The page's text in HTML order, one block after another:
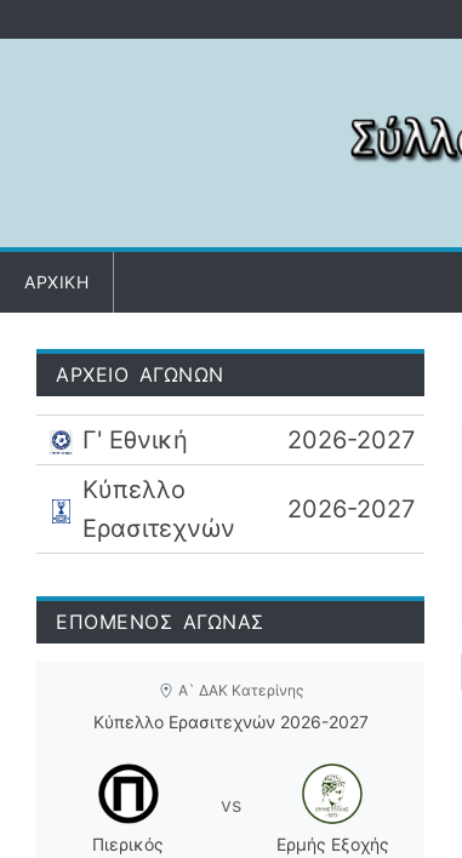
ΑΡΧΙΚΗ
ΑΡΧΕΙΟ ΑΓΩΝΩΝ
Γ' Εθνική
2026-2027
Κύπελλο
Ερασιτεχνών
2026-2027
ΕΠΟΜΕΝΟΣ ΑΓΩΝΑΣ
Α` ΔΑΚ Κατερίνης
Κύπελλο Ερασιτεχνών 2026-2027
Πιερικός
vs
Ερμής Εξοχής